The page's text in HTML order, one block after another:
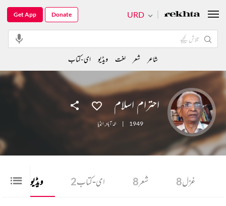
احترام اسلام
1949
| الہٰ آباد,انڈیا
غزل8 شعر8 ای-کتاب2 ویڈیو 12
URD
Get App Donate
شاعر شعر لغت ویڈیو ای-کتاب